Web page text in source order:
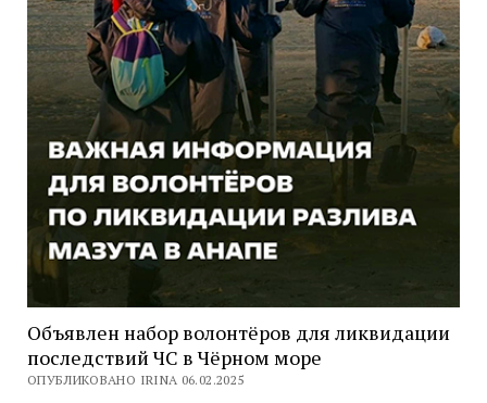
Объявлен набор волонтёров для ликвидации
последствий ЧС в Чёрном море
ОПУБЛИКОВАНО IRINA 06.02.2025